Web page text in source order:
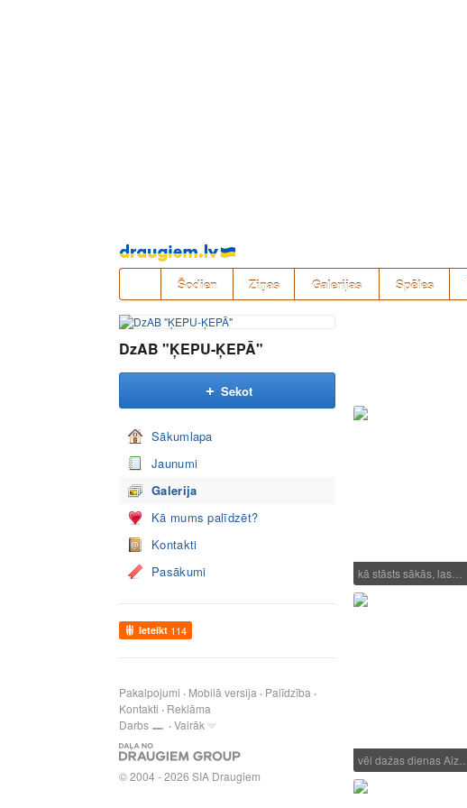
Pāriet
uz
saturu
Šodien Ziņas Galerijas Spēles
DzAB "ĶEPU-ĶEPĀ"
Sekot
Sākumlapa
Jaunumi
Galerija
Kā mums palīdzēt?
Kontakti
Pasākumi
Ieteikt 114
Pakalpojumi Mobilā versija
Palīdzība
Kontakti
Reklāma
Darbs
Vairāk
© 2004 - 2026 SIA Draugiem
kā stāsts sākās, las…
vēl dažas dienas Aiz…